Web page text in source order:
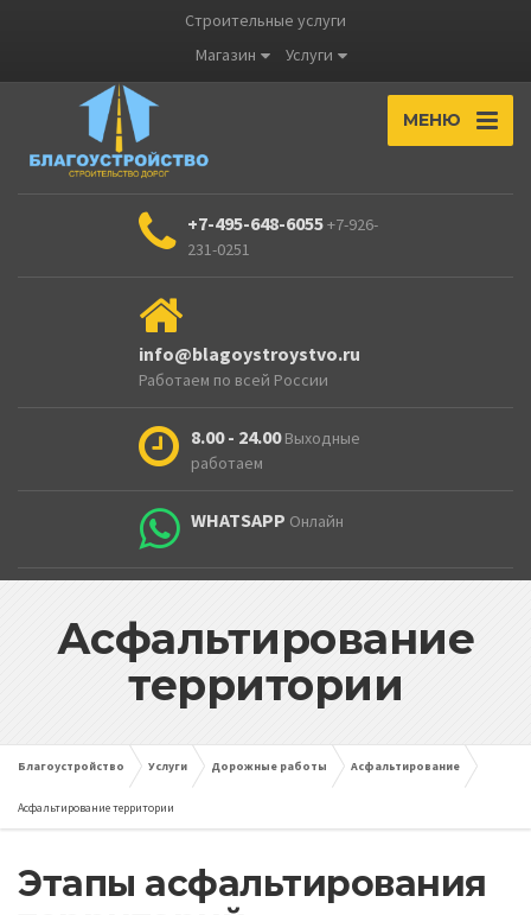
Строительные услуги
Магазин
Услуги
МЕНЮ
+7-495-648-6055+7-926-
231-0251
info@blagoystroystvo.ru
Работаем по всей России
8.00 - 24.00 Выходные
работаем
WHATSAPP Онлайн
Асфальтирование
территории
Благоустройство Услуги Дорожные работы Асфальтирование
Асфальтирование территории
Этапы асфальтирования